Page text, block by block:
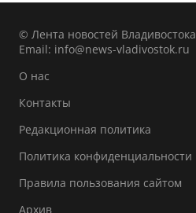
© Лента новостей Владивостока
Email: info@news-vladivostok.ru
О нас
Контакты
Редакционная политика
Политика конфиденциальности
Правила пользования сайтом
Архив